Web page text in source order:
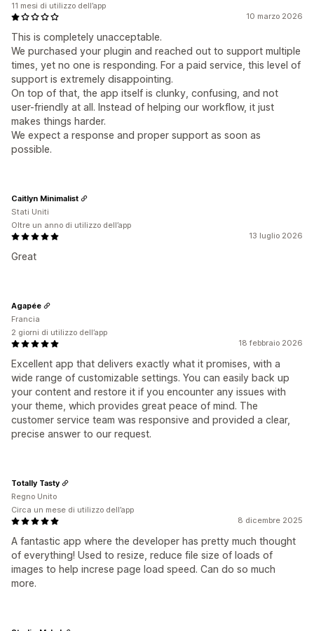
10 marzo 2026
This is completely unacceptable.
We purchased your plugin and reached out to support multiple
times, yet no one is responding. For a paid service, this level of
support is extremely disappointing.
On top of that, the app itself is clunky, confusing, and not
user-friendly at all. Instead of helping our workflow, it just
makes things harder.
We expect a response and proper support as soon as
possible.
11 mesi di utilizzo dell’app
13 luglio 2026
Great
Caitlyn Minimalist
Stati Uniti
Oltre un anno di utilizzo dell’app
18 febbraio 2026
Excellent app that delivers exactly what it promises, with a
wide range of customizable settings. You can easily back up
your content and restore it if you encounter any issues with
your theme, which provides great peace of mind. The
customer service team was responsive and provided a clear,
precise answer to our request.
Agapée
Francia
2 giorni di utilizzo dell’app
8 dicembre 2025
A fantastic app where the developer has pretty much thought
of everything! Used to resize, reduce file size of loads of
images to help increse page load speed. Can do so much
more.
Totally Tasty
Regno Unito
Circa un mese di utilizzo dell’app